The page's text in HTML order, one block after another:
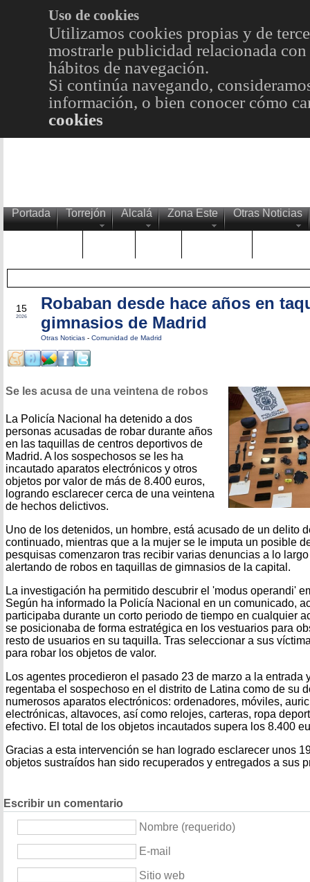
Uso de cookies
Utilizamos cookies propias y de
mostrarle publicidad relacionada
hábitos de navegación.
Si continúa navegando,
información, o bien conocer cómo
cookies
Portada Torrejón Alcalá Zona Este Otras Noticias
15
2026
Robaban desde hace años en
gimnasios de Madrid
Otras Noticias - Comunidad de Madrid
Se les acusa de una veintena de robos
La Policía Nacional ha detenido a dos
personas acusadas de robar durante años
en las taquillas de centros deportivos de
Madrid. A los sospechosos se les ha
incautado aparatos electrónicos y otros
objetos por valor de más de 8.400 euros,
logrando esclarecer cerca de una veintena
de hechos delictivos.
Uno de los detenidos, un hombre, está acusado de un delito
continuado, mientras que a la mujer se le imputa un posible
pesquisas comenzaron tras recibir varias denuncias a lo
alertando de robos en taquillas de gimnasios de la capital.
La investigación ha permitido descubrir el 'modus operandi'
Según ha informado la Policía Nacional en un comunicado,
participaba durante un corto periodo de tiempo en cualquier
se posicionaba de forma estratégica en los vestuarios para
resto de usuarios en su taquilla. Tras seleccionar a sus
para robar los objetos de valor.
Los agentes procedieron el pasado 23 de marzo a la entrada
regentaba el sospechoso en el distrito de Latina como de su
numerosos aparatos electrónicos: ordenadores, móviles,
electrónicas, altavoces, así como relojes, carteras, ropa
efectivo. El total de los objetos incautados supera los 8.400
Gracias a esta intervención se han logrado esclarecer unos
objetos sustraídos han sido recuperados y entregados a sus
Escribir un comentario
Nombre (requerido)
E-mail
Sitio web